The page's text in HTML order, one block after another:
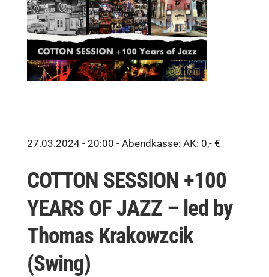
27.03.2024 - 20:00 - Abendkasse: AK: 0,- €
COTTON SESSION +100
YEARS OF JAZZ – led by
Thomas Krakowzcik
(Swing)